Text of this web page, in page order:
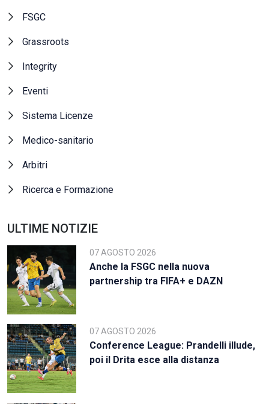
FSGC
Grassroots
Integrity
Eventi
Sistema Licenze
Medico-sanitario
Arbitri
Ricerca e Formazione
ULTIME NOTIZIE
07 AGOSTO 2026
Anche la FSGC nella nuova
partnership tra FIFA+ e DAZN
07 AGOSTO 2026
Conference League: Prandelli illude,
poi il Drita esce alla distanza